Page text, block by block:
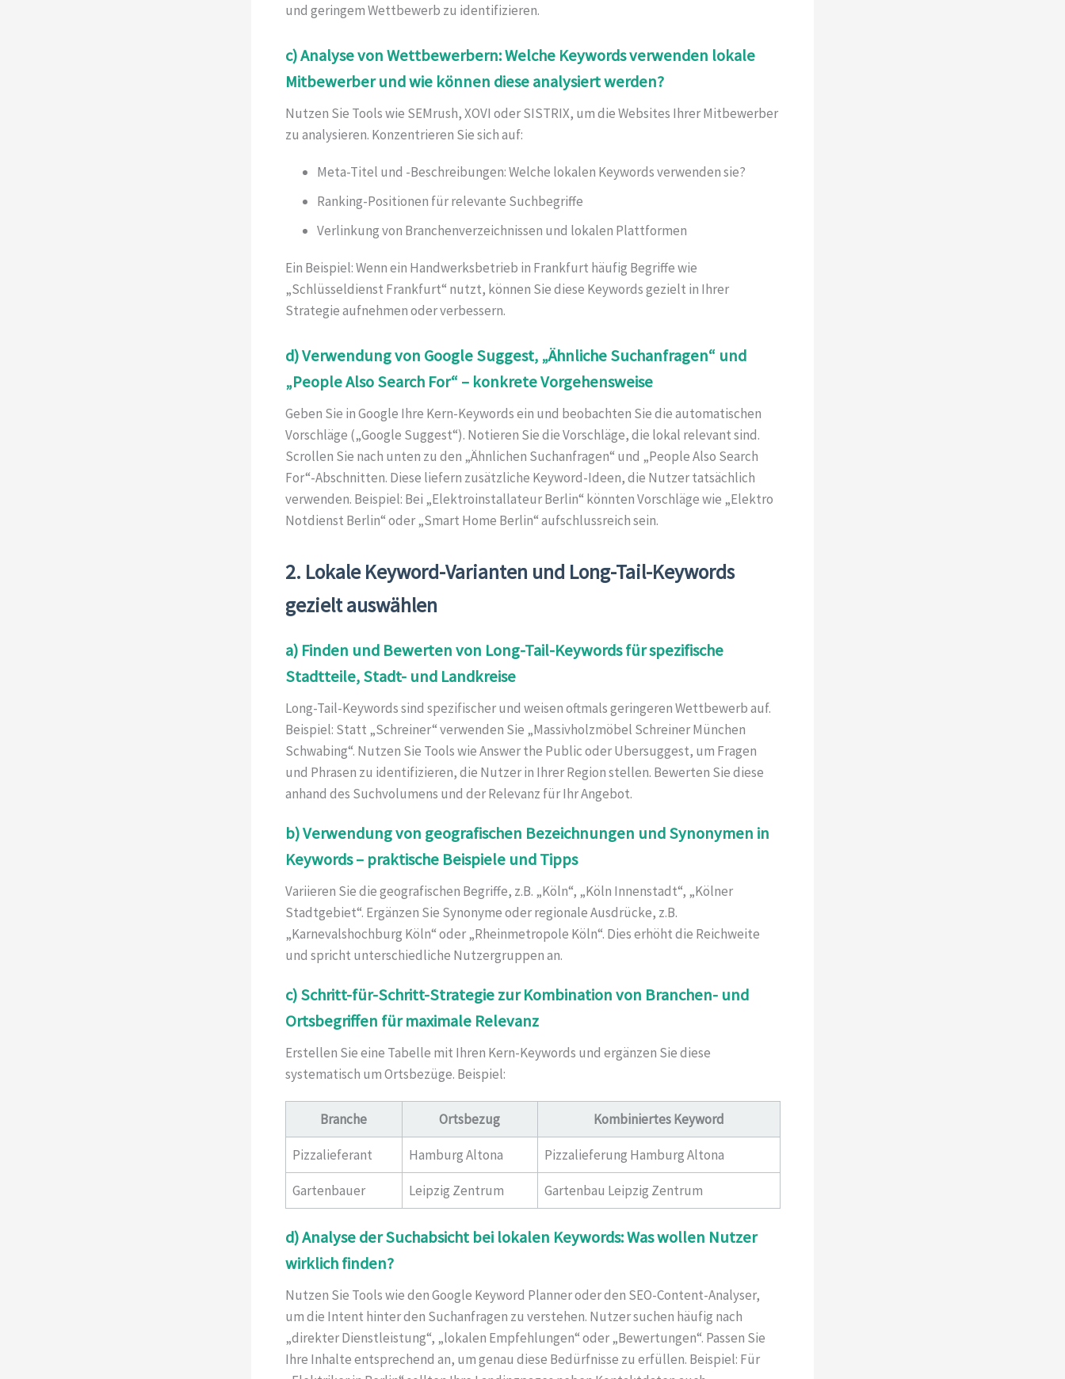
und geringem Wettbewerb zu identifizieren.
c) Analyse von Wettbewerbern: Welche Keywords verwenden lokale
Mitbewerber und wie können diese analysiert werden?
Nutzen Sie Tools wie SEMrush, XOVI oder SISTRIX, um die Websites Ihrer Mitbewerber
zu analysieren. Konzentrieren Sie sich auf:
Meta-Titel und -Beschreibungen: Welche lokalen Keywords verwenden sie?
Ranking-Positionen für relevante Suchbegriffe
Verlinkung von Branchenverzeichnissen und lokalen Plattformen
Ein Beispiel: Wenn ein Handwerksbetrieb in Frankfurt häufig Begriffe wie
„Schlüsseldienst Frankfurt“ nutzt, können Sie diese Keywords gezielt in Ihrer
Strategie aufnehmen oder verbessern.
d) Verwendung von Google Suggest, „Ähnliche Suchanfragen“ und
„People Also Search For“ – konkrete Vorgehensweise
Geben Sie in Google Ihre Kern-Keywords ein und beobachten Sie die automatischen
Vorschläge („Google Suggest“). Notieren Sie die Vorschläge, die lokal relevant sind.
Scrollen Sie nach unten zu den „Ähnlichen Suchanfragen“ und „People Also Search
For“-Abschnitten. Diese liefern zusätzliche Keyword-Ideen, die Nutzer tatsächlich
verwenden. Beispiel: Bei „Elektroinstallateur Berlin“ könnten Vorschläge wie „Elektro
Notdienst Berlin“ oder „Smart Home Berlin“ aufschlussreich sein.
2. Lokale Keyword-Varianten und Long-Tail-Keywords
gezielt auswählen
a) Finden und Bewerten von Long-Tail-Keywords für spezifische
Stadtteile, Stadt- und Landkreise
Long-Tail-Keywords sind spezifischer und weisen oftmals geringeren Wettbewerb auf.
Beispiel: Statt „Schreiner“ verwenden Sie „Massivholzmöbel Schreiner München
Schwabing“. Nutzen Sie Tools wie Answer the Public oder Ubersuggest, um Fragen
und Phrasen zu identifizieren, die Nutzer in Ihrer Region stellen. Bewerten Sie diese
anhand des Suchvolumens und der Relevanz für Ihr Angebot.
b) Verwendung von geografischen Bezeichnungen und Synonymen in
Keywords – praktische Beispiele und Tipps
Variieren Sie die geografischen Begriffe, z.B. „Köln“, „Köln Innenstadt“, „Kölner
Stadtgebiet“. Ergänzen Sie Synonyme oder regionale Ausdrücke, z.B.
„Karnevalshochburg Köln“ oder „Rheinmetropole Köln“. Dies erhöht die Reichweite
und spricht unterschiedliche Nutzergruppen an.
c) Schritt-für-Schritt-Strategie zur Kombination von Branchen- und
Ortsbegriffen für maximale Relevanz
Erstellen Sie eine Tabelle mit Ihren Kern-Keywords und ergänzen Sie diese
systematisch um Ortsbezüge. Beispiel:
Branche Ortsbezug Kombiniertes Keyword
Pizzalieferant Hamburg Altona Pizzalieferung Hamburg Altona
Gartenbauer Leipzig Zentrum Gartenbau Leipzig Zentrum
d) Analyse der Suchabsicht bei lokalen Keywords: Was wollen Nutzer
wirklich finden?
Nutzen Sie Tools wie den Google Keyword Planner oder den SEO-Content-Analyser,
um die Intent hinter den Suchanfragen zu verstehen. Nutzer suchen häufig nach
„direkter Dienstleistung“, „lokalen Empfehlungen“ oder „Bewertungen“. Passen Sie
Ihre Inhalte entsprechend an, um genau diese Bedürfnisse zu erfüllen. Beispiel: Für